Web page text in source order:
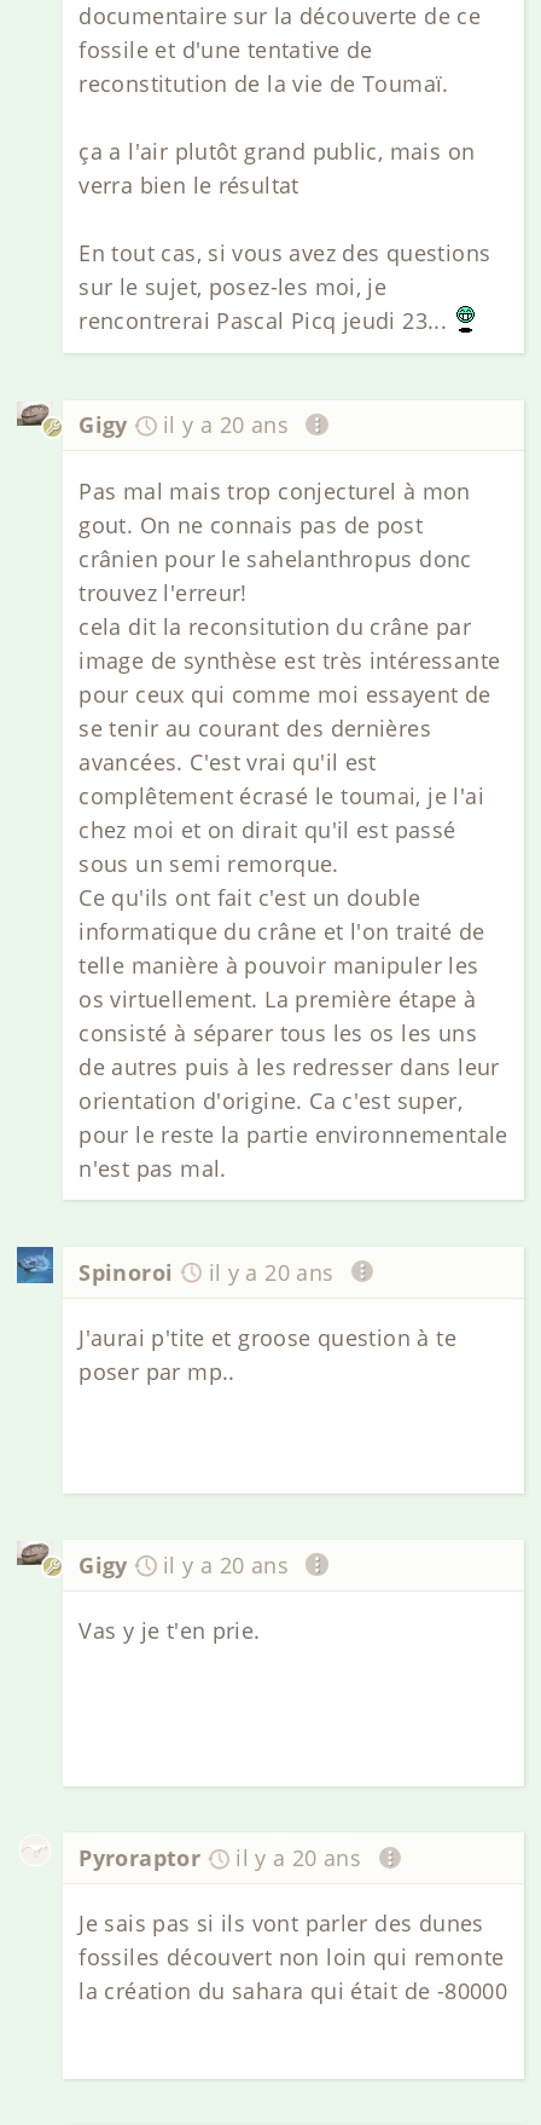
documentaire sur la découverte de ce
fossile et d'une tentative de
reconstitution de la vie de Toumaï.
ça a l'air plutôt grand public, mais on
verra bien le résultat
En tout cas, si vous avez des questions
sur le sujet, posez-les moi, je
rencontrerai Pascal Picq jeudi 23...
Gigy il y a 20 ans
Pas mal mais trop conjecturel à mon
gout. On ne connais pas de post
crânien pour le sahelanthropus donc
trouvez l'erreur!
cela dit la reconsitution du crâne par
image de synthèse est très intéressante
pour ceux qui comme moi essayent de
se tenir au courant des dernières
avancées. C'est vrai qu'il est
complêtement écrasé le toumai, je l'ai
chez moi et on dirait qu'il est passé
sous un semi remorque.
Ce qu'ils ont fait c'est un double
informatique du crâne et l'on traité de
telle manière à pouvoir manipuler les
os virtuellement. La première étape à
consisté à séparer tous les os les uns
de autres puis à les redresser dans leur
orientation d'origine. Ca c'est super,
pour le reste la partie environnementale
n'est pas mal.
Spinoroi il y a 20 ans
J'aurai p'tite et groose question à te
poser par mp..
Gigy il y a 20 ans
Vas y je t'en prie.
Pyroraptor il y a 20 ans
Je sais pas si ils vont parler des dunes
fossiles découvert non loin qui remonte
la création du sahara qui était de -80000